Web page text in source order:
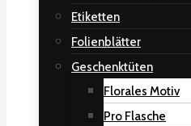
Etiketten
Folienblätter
Geschenktüten
Florales Motiv
Pro Flasche